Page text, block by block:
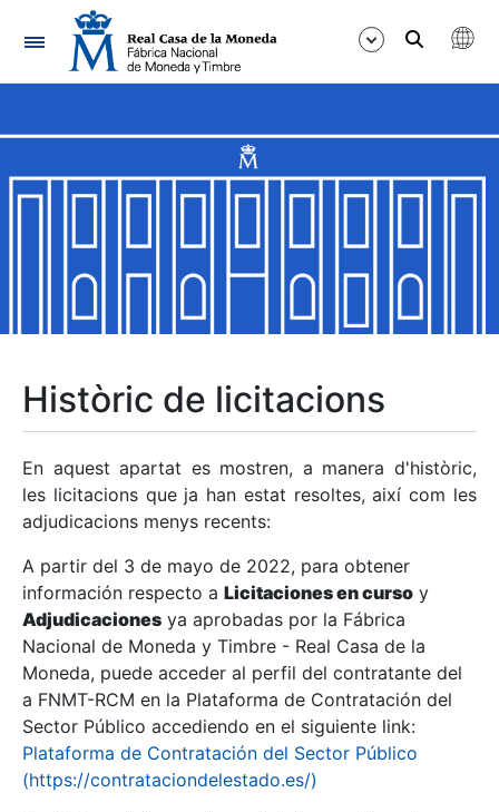
Navegació
Mostra/Amaga
Mostra/Amaga
Mostra/Amaga
Mostra/Amaga
Mostra/Amaga
Històric de licitacions
En aquest apartat es mostren, a manera d'històric,
les licitacions que ja han estat resoltes, així com les
adjudicacions menys recents:
A partir del 3 de mayo de 2022, para obtener
información respecto a Licitaciones en curso y
Adjudicaciones ya aprobadas por la Fábrica
Nacional de Moneda y Timbre - Real Casa de la
Moneda, puede acceder al perfil del contratante del
a FNMT-RCM en la Plataforma de Contratación del
Sector Público accediendo en el siguiente link:
Plataforma de Contratación del Sector Público
(https://contrataciondelestado.es/)